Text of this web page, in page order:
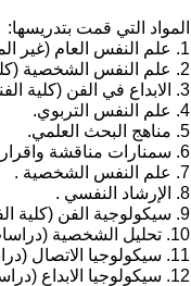
المواد التي قمت بتدريسها:
1. علم النفس العام (غير المؤشر يعني قسم علم النفس – جامعة بغداد)
2. علم النفس الشخصية (كلية التربية – جامعة صلاح الدين)
3. الابداع في الفن (كلية الفنون - صلاح الدين)
4. علم النفس التربوي.
5. مناهج البحث العلمي.
6. سمنارات مناقشة واقرار مقترحات الماجستير والدكتوراه.
7. علم النفس الشخصية .
8. الإرشاد النفسي .
9. سيكولوجية الفن (كلية الفنون الجميلة-ج بغداد).
10. تحليل الشخصية (دراسات عليا- مسرح –ج بغداد).
11. سيكولوجيا الاتصال (دراسات عليا – قسم الاعلام جامعة السليمانية).
12. سيكولوجيا الابداع (دراسات عليا-قسم الفنون التشكيلية جامعة السليمانية).